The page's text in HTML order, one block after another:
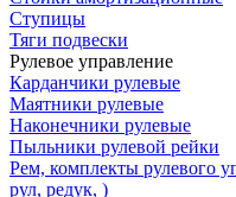
Ступицы
Тяги подвески
Рулевое управление
Карданчики рулевые
Маятники рулевые
Наконечники рулевые
Пыльники рулевой рейки
Рем, комплекты рулевого
рул, редук, )